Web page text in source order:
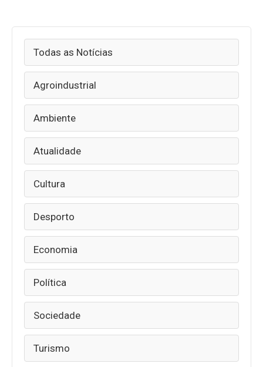
Todas as Notícias
Agroindustrial
Ambiente
Atualidade
Cultura
Desporto
Economia
Política
Sociedade
Turismo